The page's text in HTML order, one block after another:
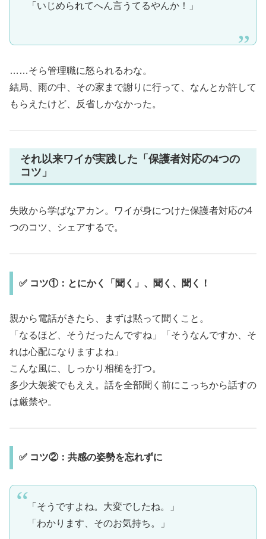
「いじめられてへん言うてるやんか！」
……そら管理職に怒られるわな。
結局、雨の中、その家まで謝りに行って、なんとか許して
もらえたけど、反省しかなかった。
それ以来ワイが実践した「保護者対応の4つの
コツ」
失敗から学ばなアカン。ワイが身につけた保護者対応の4
つのコツ、シェアするで。
✅ コツ①：とにかく「聞く」、聞く、聞く！
親から電話がきたら、まずは黙って聞くこと。
「なるほど、そうだったんですね」「そうなんですか、そ
れは心配になりますよね」
こんな風に、しっかり相槌を打つ。
多少大袈裟でもええ。話を全部聞く前にこっちから話すの
は厳禁や。
✅ コツ②：共感の姿勢を忘れずに
「そうですよね。大変でしたね。」
「わかります、そのお気持ち。」